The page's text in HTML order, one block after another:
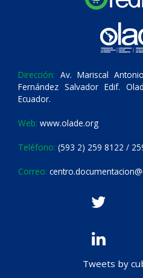
Dirección: Av. Mariscal
Fernández Salvador Edif.
Ecuador.
Web: www.olade.org
Teléfono: (593 2) 259 8122 /
Correo:
Tweets by